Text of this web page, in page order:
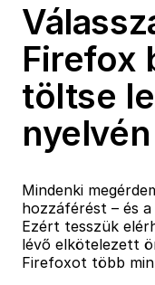
Firefox
töltse
nyelvén
Mindenki
hozzáférést – és
Ezért tesszük
lévő elkötelezett
Firefoxot több